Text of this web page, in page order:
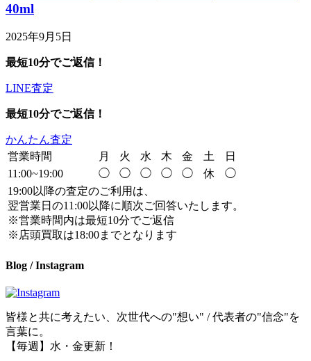
40ml
2025年9月5日
最短10分でご返信！
LINE査定
最短10分でご返信！
かんたん査定
営業時間
月 火 水 木 金 土
日
11:00~19:00
◯ ◯ ◯ ◯ ◯ 休
◯
19:00以降の査定のご利用は、
翌営業日の11:00以降に順次ご回答いたします。
※営業時間内は最短10分でご返信
※店頭買取は18:00までとなります
Blog / Instagram
皆様と共に考えたい、次世代への"想い" / 代表者の"信念"を
言葉に。
【毎週】水・金更新！